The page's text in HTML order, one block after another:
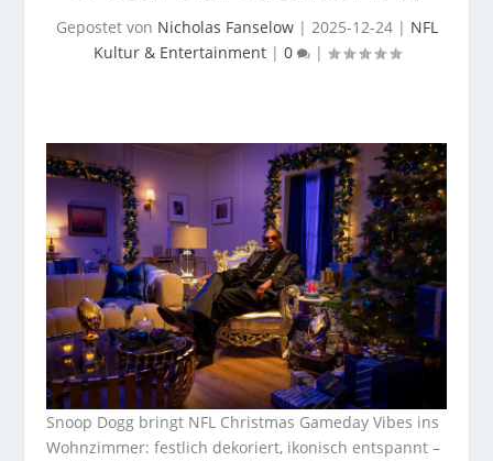
Gepostet von Nicholas Fanselow| 2025-12-24| NFL
Kultur & Entertainment| 0 |
Snoop Dogg bringt NFL Christmas Gameday Vibes ins
Wohnzimmer: festlich dekoriert, ikonisch entspannt –